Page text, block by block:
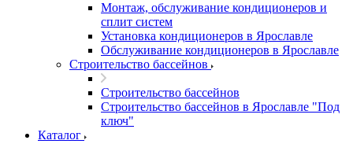
Монтаж, обслуживание кондиционеров и
сплит систем
Установка кондиционеров в Ярославле
Обслуживание кондиционеров в Ярославле
Строительство бассейнов
Строительство бассейнов
Строительство бассейнов в Ярославле "Под
ключ"
Каталог